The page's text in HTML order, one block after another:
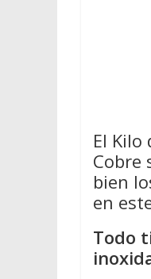
El
Cobre
bien
en
Todo